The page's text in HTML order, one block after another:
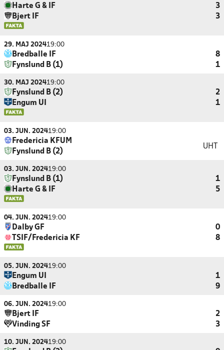
Harte G & IF
3
Bjert IF
3
29. MAJ 202419:00
Bredballe IF
8
Fynslund B (1)
1
30. MAJ 202419:00
Fynslund B (2)
2
Engum UI
1
03. JUN. 202419:00
Fredericia KFUM
Fynslund B (2)
UHT
03. JUN. 202419:00
Fynslund B (1)
1
Harte G & IF
5
04. JUN. 202419:00
Dalby GF
0
TSIF/Fredericia KF
8
05. JUN. 202419:00
Engum UI
1
Bredballe IF
9
06. JUN. 202419:00
Bjert IF
2
Vinding SF
3
10. JUN. 202419:00